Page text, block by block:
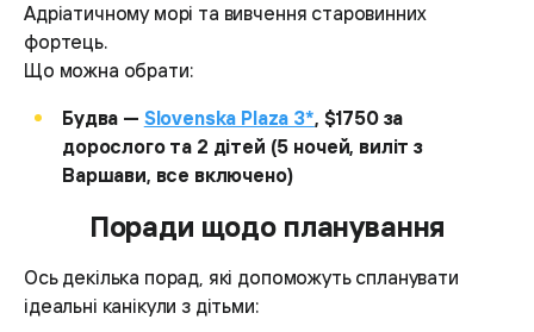
Адріатичному морі та вивчення старовинних
фортець.
Що можна обрати:
Будва — Slovenska Plaza 3*, $1750 за
дорослого та 2 дітей (5 ночей, виліт з
Варшави, все включено)
Поради щодо планування
Ось декілька порад, які допоможуть спланувати
ідеальні канікули з дітьми: